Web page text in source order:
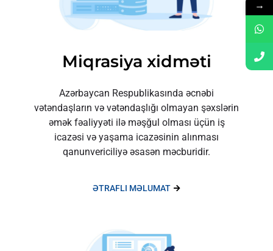
Miqrasiya xidməti
Azərbaycan Respublikasında əcnəbi
vətəndaşların və vətəndaşlığı olmayan şəxslərin
əmək fəaliyyəti ilə məşğul olması üçün iş
icazəsi və yaşama icazəsinin alınması
qanunvericiliyə əsasən məcburidir.
ƏTRAFLI MƏLUMAT
→